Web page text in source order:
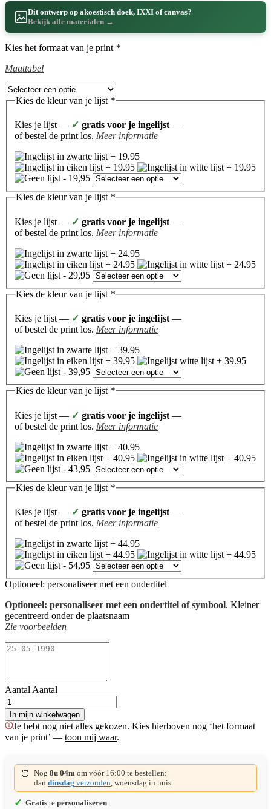
Dit ontwerp op akoestisch doek, IXXI of canvas?
Bekijk alle materialen →
Kies het formaat van je print *
Maattabel
Kies de kleur van je lijst *
Kies je lijst — ✓ gratis voor je ingelijst —
of bestel de print los. Meer informatie
Kies de kleur van je lijst *
Kies je lijst — ✓ gratis voor je ingelijst —
of bestel de print los. Meer informatie
Kies de kleur van je lijst *
Kies je lijst — ✓ gratis voor je ingelijst —
of bestel de print los. Meer informatie
Kies de kleur van je lijst *
Kies je lijst — ✓ gratis voor je ingelijst —
of bestel de print los. Meer informatie
Kies de kleur van je lijst *
Kies je lijst — ✓ gratis voor je ingelijst—
of bestel de print los. Meer informatie
Optioneel: personaliseer met een ondertitel
Optioneel: personaliseer met een ondertitel of symbool. Kleiner
gecentreerd onder de plaatsnaam
Zie voorbeelden
AantalAantal
In mijn winkelwagen
Je hebt nog niet alles gekozen. Kies hierboven nog ‘het formaat
van je print’ — toon mij waar.
⏰ Nog 8u 04m om vóór 16:00 te bestellen:
dan dinsdag verzonden, woensdag in huis
✓ Gratis te personaliseren